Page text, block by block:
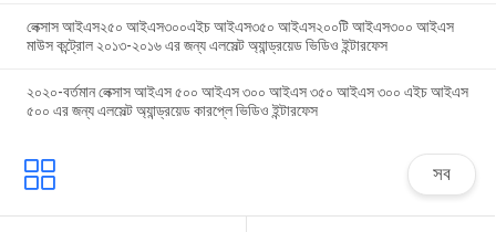
লেক্সাস আইএস২৫০ আইএস৩০০এইচ আইএস৩৫০ আইএস২০০টি আইএস৩০০ আইএস
মাউস কন্ট্রোল ২০১৩-২০১৬ এর জন্য এলসেল্ট অ্যান্ড্রয়েড ভিডিও ইন্টারফেস
২০২০-বর্তমান লেক্সাস আইএস ৫০০ আইএস ৩০০ আইএস ৩৫০ আইএস ৩০০ এইচ আইএস
৫০০ এর জন্য এলসেল্ট অ্যান্ড্রয়েড কারপ্লে ভিডিও ইন্টারফেস
সব